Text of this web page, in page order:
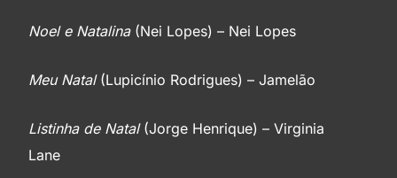
Noel e Natalina(Nei Lopes) – Nei Lopes
Meu Natal(Lupicínio Rodrigues) – Jamelão
Listinha de Natal (Jorge Henrique) – Virginia
Lane